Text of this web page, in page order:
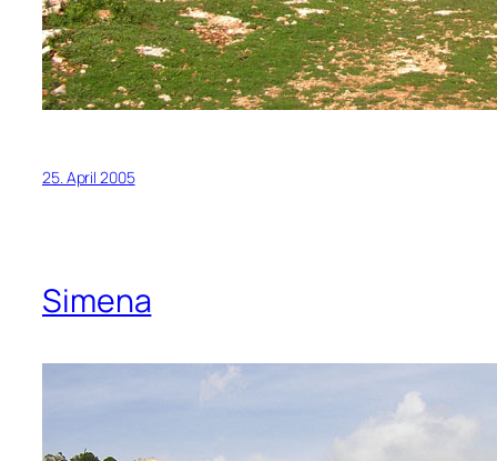
25. April 2005
Simena